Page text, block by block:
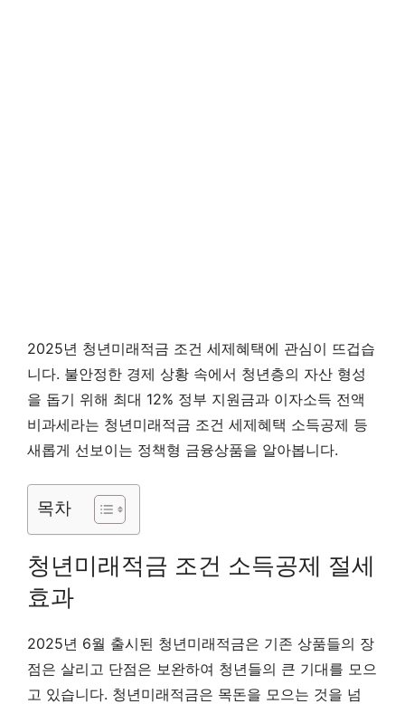
2025년 청년미래적금 조건 세제혜택에 관심이 뜨겁습
니다. 불안정한 경제 상황 속에서 청년층의 자산 형성
을 돕기 위해 최대 12% 정부 지원금과 이자소득 전액
비과세라는 청년미래적금 조건 세제혜택 소득공제 등
새롭게 선보이는 정책형 금융상품을 알아봅니다.
목차
청년미래적금 조건 소득공제 절세
효과
2025년 6월 출시된 청년미래적금은 기존 상품들의 장
점은 살리고 단점은 보완하여 청년들의 큰 기대를 모으
고 있습니다. 청년미래적금은 목돈을 모으는 것을 넘